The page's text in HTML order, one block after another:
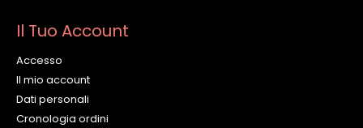
Il Tuo Account
Accesso
Il mio account
Dati personali
Cronologia ordini